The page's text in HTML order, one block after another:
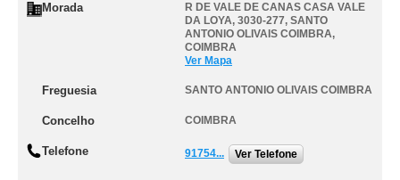
Morada
R DE VALE DE CANAS CASA VALE
DA LOYA, 3030-277, SANTO
ANTONIO OLIVAIS COIMBRA,
COIMBRA
Ver Mapa
Freguesia SANTO ANTONIO OLIVAIS COIMBRA
Concelho COIMBRA
Telefone 91754... Ver Telefone